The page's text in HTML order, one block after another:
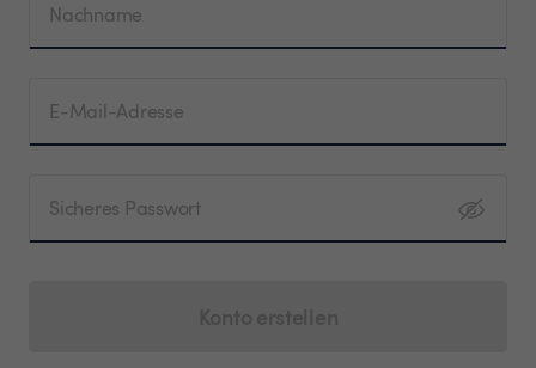
Nachname
E-Mail-Adresse
Sicheres Passwort